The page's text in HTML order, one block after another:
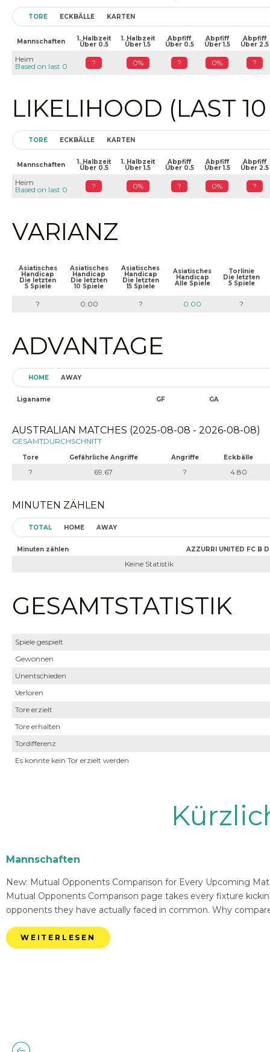
TORE ECKBÄLLE KARTEN
Mannschaften 1. Halbzeit
Über 0.5
1. Halbzeit
Über 1.5
Abpfiff
Über 0.5
Abpfiff
Über 1.5
Abpfiff
Über 2.5
Heim
Based on last 0
? 0% ? 0% ?
LIKELIHOOD (LAST
TORE ECKBÄLLE KARTEN
Mannschaften 1. Halbzeit
Über 0.5
1. Halbzeit
Über 1.5
Abpfiff
Über 0.5
Abpfiff
Über 1.5
Abpfiff
Über 2.5
Heim
Based on last 0
? 0% ? 0% ?
VARIANZ
Asiatisches
Handicap
Die letzten
5 Spiele
Asiatisches
Handicap
Die letzten
10 Spiele
Asiatisches
Handicap
Die letzten
15 Spiele
Asiatisches
Handicap
Alle Spiele
Torlinie
Die letzten
5 Spiele
? 0.00 ? 0.00 ?
ADVANTAGE
HOME AWAY
Liganame GF GA
AUSTRALIAN MATCHES (2025-08-08 - 2026-08-08)
GESAMTDURCHSCHNITT
Tore Gefährliche Angriffe Angriffe Eckbälle
? 69.67 ? 4.80
MINUTEN ZÄHLEN
TOTAL HOME AWAY
Minuten zählen AZZURRI UNITED FC B
Keine Statistik
GESAMTSTATISTIK
Spiele gespielt
Gewonnen
Unentschieden
Verloren
Tore erzielt
Tore erhalten
Tordifferenz
Es konnte kein Tor erzielt werden
Mannschaften
New: Mutual Opponents Comparison for Every Upcoming
Mutual Opponents Comparison page takes every fixture
opponents they have actually faced in common. Why
WEITERLESEN